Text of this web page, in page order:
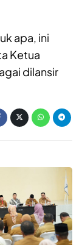
apa, ini
Ketua
dilansir